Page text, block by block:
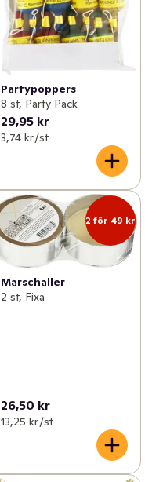
Partypoppers
8 st, Party Pack
29,95 kr
3,74 kr /st
2 för 49 kr
Marschaller
2 st, Fixa
26,50 kr
13,25 kr /st